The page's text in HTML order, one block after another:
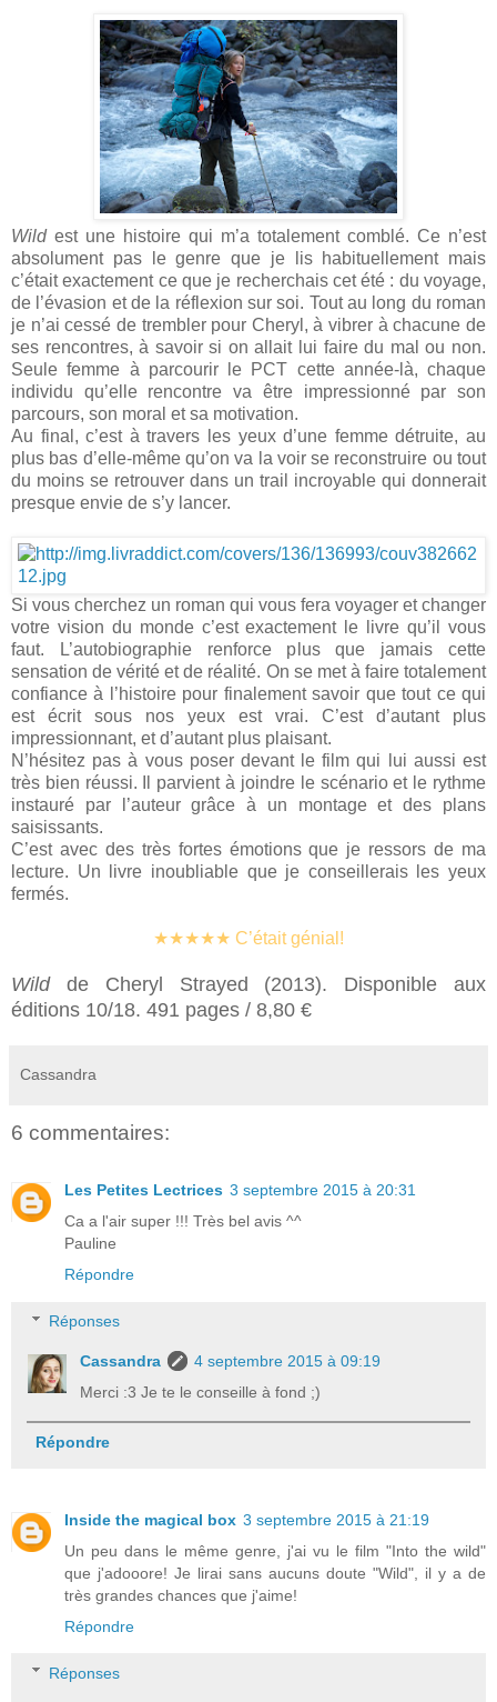
Wildest une histoire qui m’a totalement comblé. Ce n’est
absolument pas le genre que je lis habituellement mais
c’était exactement ce que je recherchais cet été : du voyage,
de l’évasion et de la réflexion sur soi. Tout au long du roman
je n’ai cessé de trembler pour Cheryl, à vibrer à chacune de
ses rencontres, à savoir si on allait lui faire du mal ou non.
Seule femme à parcourir le PCT cette année-là, chaque
individu qu’elle rencontre va être impressionné par son
parcours, son moral et sa motivation.
Au final, c’est à travers les yeux d’une femme détruite, au
plus bas d’elle-même qu’on va la voir se reconstruire ou tout
du moins se retrouver dans un trail incroyable qui donnerait
presque envie de s’y lancer.
Si vous cherchez un roman qui vous fera voyager et changer
votre vision du monde c’est exactement le livre qu’il vous
faut. L’autobiographie renforce plus que jamais cette
sensation de vérité et de réalité. On se met à faire totalement
confiance à l’histoire pour finalement savoir que tout ce qui
est écrit sous nos yeux est vrai. C’est d’autant plus
impressionnant, et d’autant plus plaisant.
N’hésitez pas à vous poser devant le film qui lui aussi est
très bien réussi. Il parvient à joindre le scénario et le rythme
instauré par l’auteur grâce à un montage et des plans
saisissants.
C’est avec des très fortes émotions que je ressors de ma
lecture. Un livre inoubliable que je conseillerais les yeux
fermés.
★★★★★ C’était génial!
Wildde Cheryl Strayed (2013). Disponible aux
éditions 10/18. 491 pages / 8,80 €
Cassandra
6 commentaires:
Les Petites Lectrices 3 septembre 2015 à 20:31
Ca a l'air super !!! Très bel avis ^^
Pauline
Répondre
Réponses
Cassandra
4 septembre 2015 à 09:19
Merci :3 Je te le conseille à fond ;)
Répondre
Inside the magical box 3 septembre 2015 à 21:19
Un peu dans le même genre, j'ai vu le film "Into the wild"
que j'adooore! Je lirai sans aucuns doute "Wild", il y a de
très grandes chances que j'aime!
Répondre
Réponses